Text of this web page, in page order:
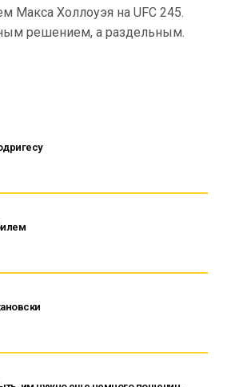
Макса Холлоуэя на UFC 245.
решением, а раздельным.